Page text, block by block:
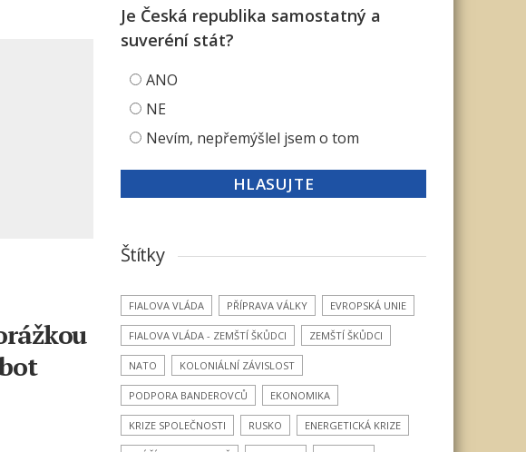
Je Česká republika samostatný a
suveréní stát?
ANO
NE
Nevím, nepřemýšlel jsem o tom
Štítky
FIALOVA VLÁDA PŘÍPRAVA VÁLKY EVROPSKÁ UNIE
FIALOVA VLÁDA - ZEMŠTÍ ŠKŮDCI ZEMŠTÍ ŠKŮDCI
NATO KOLONIÁLNÍ ZÁVISLOST
PODPORA BANDEROVCŮ EKONOMIKA
KRIZE SPOLEČNOSTI RUSKO ENERGETICKÁ KRIZE